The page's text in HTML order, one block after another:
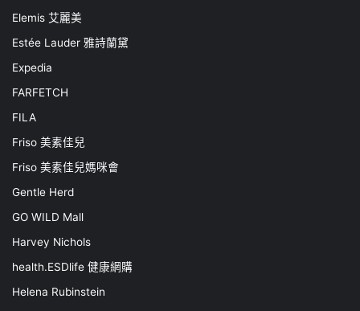
Elemis 艾麗美
Estée Lauder 雅詩蘭黛
Expedia
FARFETCH
FILA
Friso 美素佳兒
Friso 美素佳兒媽咪會
Gentle Herd
GO WILD Mall
Harvey Nichols
health.ESDlife 健康網購
Helena Rubinstein